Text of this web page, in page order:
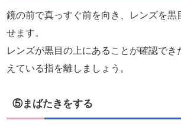
鏡の前で真っすぐ前を向き、レンズを黒
せます。
レンズが黒目の上にあることが確認でき
えている指を離しましょう。
⑤まばたきをする